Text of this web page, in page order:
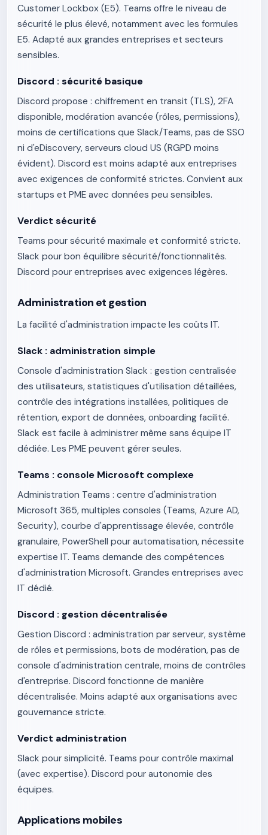
Customer Lockbox (E5). Teams offre le niveau de
sécurité le plus élevé, notamment avec les formules
E5. Adapté aux grandes entreprises et secteurs
sensibles.
Discord : sécurité basique
Discord propose : chiffrement en transit (TLS), 2FA
disponible, modération avancée (rôles, permissions),
moins de certifications que Slack/Teams, pas de SSO
ni d'eDiscovery, serveurs cloud US (RGPD moins
évident). Discord est moins adapté aux entreprises
avec exigences de conformité strictes. Convient aux
startups et PME avec données peu sensibles.
Verdict sécurité
Teams pour sécurité maximale et conformité stricte.
Slack pour bon équilibre sécurité/fonctionnalités.
Discord pour entreprises avec exigences légères.
Administration et gestion
La facilité d'administration impacte les coûts IT.
Slack : administration simple
Console d'administration Slack : gestion centralisée
des utilisateurs, statistiques d'utilisation détaillées,
contrôle des intégrations installées, politiques de
rétention, export de données, onboarding facilité.
Slack est facile à administrer même sans équipe IT
dédiée. Les PME peuvent gérer seules.
Teams : console Microsoft complexe
Administration Teams : centre d'administration
Microsoft 365, multiples consoles (Teams, Azure AD,
Security), courbe d'apprentissage élevée, contrôle
granulaire, PowerShell pour automatisation, nécessite
expertise IT. Teams demande des compétences
d'administration Microsoft. Grandes entreprises avec
IT dédié.
Discord : gestion décentralisée
Gestion Discord : administration par serveur, système
de rôles et permissions, bots de modération, pas de
console d'administration centrale, moins de contrôles
d'entreprise. Discord fonctionne de manière
décentralisée. Moins adapté aux organisations avec
gouvernance stricte.
Verdict administration
Slack pour simplicité. Teams pour contrôle maximal
(avec expertise). Discord pour autonomie des
équipes.
Applications mobiles